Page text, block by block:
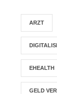
ARZT
EHEALTH
GELD